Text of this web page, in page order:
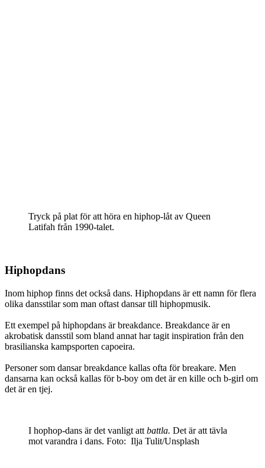
Tryck på plat för att höra en hiphop-låt av Queen
Latifah från 1990-talet.
Hiphopdans
Inom hiphop finns det också dans. Hiphopdans är ett namn för flera
olika dansstilar som man oftast dansar till hiphopmusik.
Ett exempel på hiphopdans är breakdance. Breakdance är en
akrobatisk dansstil som bland annat har tagit inspiration från den
brasilianska kampsporten capoeira.
Personer som dansar breakdance kallas ofta för breakare. Men
dansarna kan också kallas för b-boy om det är en kille och b-girl om
det är en tjej.
I hophop-dans är det vanligt att battla. Det är att tävla
mot varandra i dans. Foto: Ilja Tulit/Unsplash